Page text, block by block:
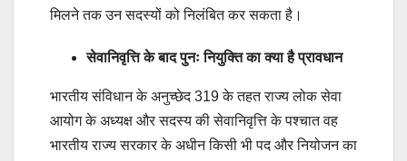
मिलने तक उन सदस्यों को निलंबित कर सकता है।
सेवानिवृत्ति के बाद पुनः नियुक्ति का क्या है प्रावधान
भारतीय संविधान के अनुच्छेद 319 के तहत राज्य लोक सेवा
आयोग के अध्यक्ष और सदस्य की सेवानिवृत्ति के पश्चात वह
भारतीय राज्य सरकार के अधीन किसी भी पद और नियोजन का